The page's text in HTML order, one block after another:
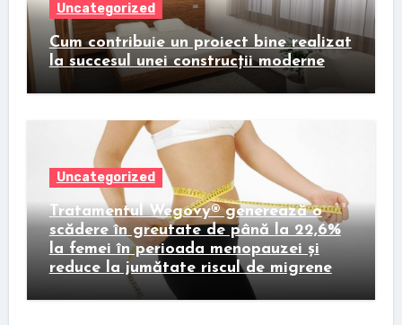
Uncategorized
Cum contribuie un proiect bine realizat
la succesul unei construcții moderne
Uncategorized
Tratamentul Wegovy® generează o
scădere în greutate de până la 22,6%
la femei în perioada menopauzei și
reduce la jumătate riscul de migrene